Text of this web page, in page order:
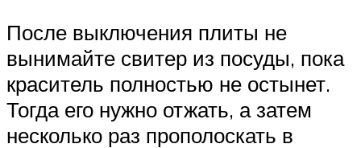
После выключения плиты не
вынимайте свитер из посуды, пока
краситель полностью не остынет.
Тогда его нужно отжать, а затем
несколько раз прополоскать в